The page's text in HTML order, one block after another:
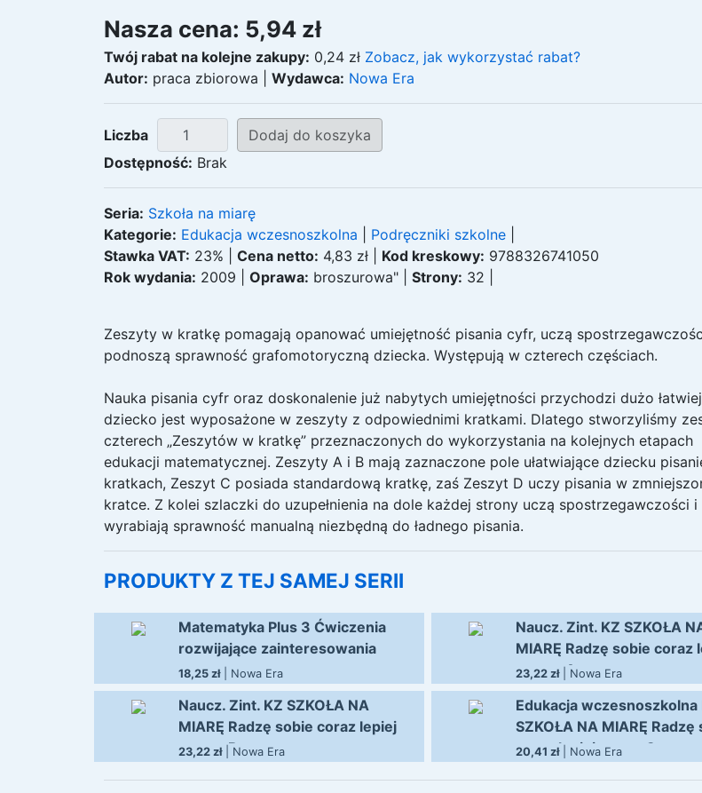
Nasza cena: 5,94 zł
Twój rabat na kolejne zakupy: 0,24 zł Zobacz, jak wykorzystać rabat?
Autor: praca zbiorowa Wydawca: Nowa Era
Liczba
Dostępność: Brak
Seria: Szkoła na miarę
Kategorie: Edukacja wczesnoszkolna Podręczniki szkolne
Stawka VAT: 23% | Cena netto: 4,83 zł | Kod kreskowy: 9788326741050
Rok wydania: 2009 Oprawa: broszurowa" Strony: 32
Zeszyty w kratkę pomagają opanować umiejętność pisania cyfr, uczą
podnoszą sprawność grafomotoryczną dziecka. Występują w czterech częściach.
Nauka pisania cyfr oraz doskonalenie już nabytych umiejętności przychodzi dużo
dziecko jest wyposażone w zeszyty z odpowiednimi kratkami. Dlatego stworzyliśmy
czterech „Zeszytów w kratkę” przeznaczonych do wykorzystania na kolejnych etapach
edukacji matematycznej. Zeszyty A i B mają zaznaczone pole ułatwiające dziecku
kratkach, Zeszyt C posiada standardową kratkę, zaś Zeszyt D uczy pisania w
kratce. Z kolei szlaczki do uzupełnienia na dole każdej strony uczą spostrzegawczości i
wyrabiają sprawność manualną niezbędną do ładnego pisania.
PRODUKTY Z TEJ SAMEJ SERII
Matematyka Plus 3 Ćwiczenia
rozwijające zainteresowania
18,25 zł Nowa Era
Naucz. Zint. KZ SZKOŁA
MIARĘ Radzę sobie coraz
zeszyt A
23,22 zł Nowa Era
Naucz. Zint. KZ SZKOŁA NA
MIARĘ Radzę sobie coraz lepiej
zeszyt B
23,22 zł Nowa Era
Edukacja wczesnoszkolna
SZKOŁA NA MIARĘ Radzę
coraz lepiejzeszyt C
20,41 zł Nowa Era